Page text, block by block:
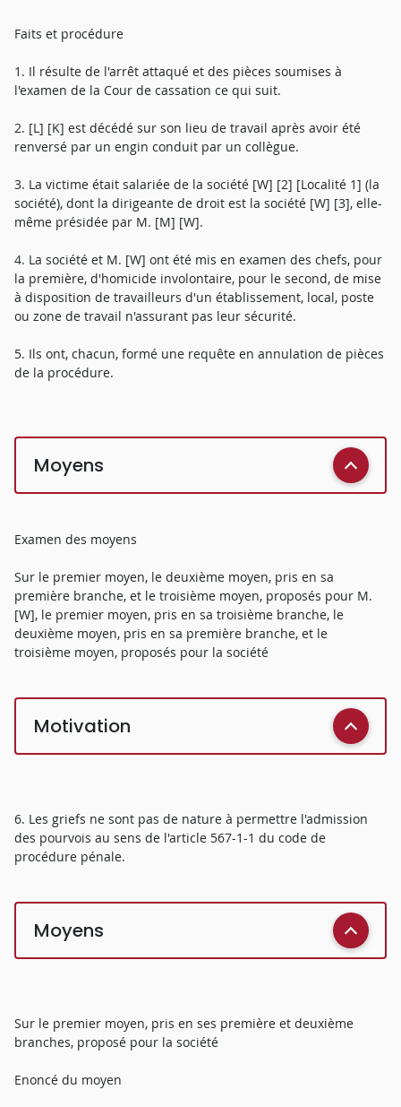
Faits et procédure
1. Il résulte de l'arrêt attaqué et des pièces soumises à
l'examen de la Cour de cassation ce qui suit.
2. [L] [K] est décédé sur son lieu de travail après avoir été
renversé par un engin conduit par un collègue.
3. La victime était salariée de la société [W] [2] [Localité 1] (la
société), dont la dirigeante de droit est la société [W] [3], elle-
même présidée par M. [M] [W].
4. La société et M. [W] ont été mis en examen des chefs, pour
la première, d'homicide involontaire, pour le second, de mise
à disposition de travailleurs d'un établissement, local, poste
ou zone de travail n'assurant pas leur sécurité.
5. Ils ont, chacun, formé une requête en annulation de pièces
de la procédure.
Moyens
Examen des moyens
Sur le premier moyen, le deuxième moyen, pris en sa
première branche, et le troisième moyen, proposés pour M.
[W], le premier moyen, pris en sa troisième branche, le
deuxième moyen, pris en sa première branche, et le
troisième moyen, proposés pour la société
Motivation
6. Les griefs ne sont pas de nature à permettre l'admission
des pourvois au sens de l'article 567-1-1 du code de
procédure pénale.
Moyens
Sur le premier moyen, pris en ses première et deuxième
branches, proposé pour la société
Enoncé du moyen